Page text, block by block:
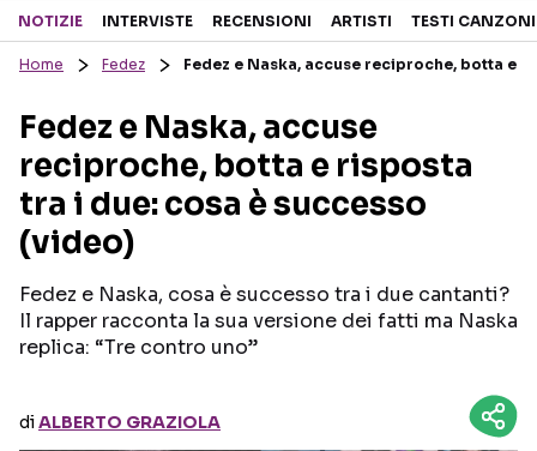
Sezioni
RECENSIONI MUSICALI
INTERVISTE
GOSSIP E CURIOSITÀ
TESTI CANZONI
TOUR ED EVENTI
TALENT SHOW
NOTIZIE INTERVISTE RECENSIONI ARTISTI TESTI CANZONI
Home Fedez Fedez e Naska, accuse reciproche, botta e
Fedez e Naska, accuse
reciproche, botta e risposta
tra i due: cosa è successo
(video)
Fedez e Naska, cosa è successo tra i due cantanti?
Il rapper racconta la sua versione dei fatti ma Naska
replica: “Tre contro uno”
diALBERTO GRAZIOLA